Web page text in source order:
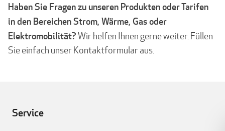
Haben Sie Fragen zu unseren Produkten oder Tarifen
in den Bereichen Strom, Wärme, Gas oder
Elektromobilität?Wir helfen Ihnen gerne weiter. Füllen
Sie einfach unser Kontaktformular aus.
Service